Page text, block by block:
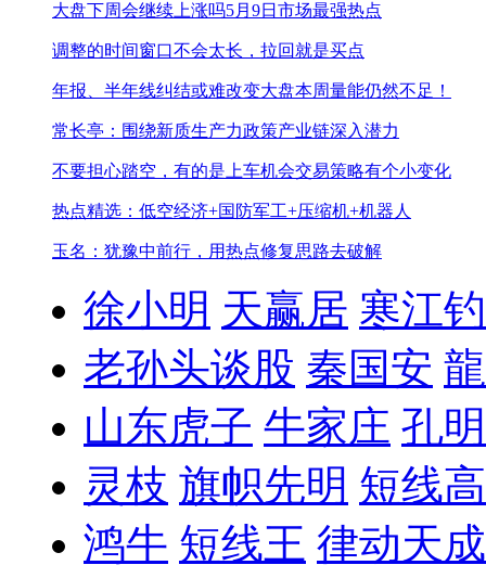
大盘下周会继续上涨吗5月9日市场最强热点
调整的时间窗口不会太长，拉回就是买点
年报、半年线纠结或难改变大盘本周量能仍然不足！
常长亭：围绕新质生产力政策产业链深入潜力
不要担心踏空，有的是上车机会交易策略有个小变化
热点精选：低空经济+国防军工+压缩机+机器人
玉名：犹豫中前行，用热点修复思路去破解
徐小明 天赢居 寒江
老孙头谈股 秦国安
山东虎子 牛家庄 孔
灵枝 旗帜先明 短线
鸿牛 短线王 律动天成